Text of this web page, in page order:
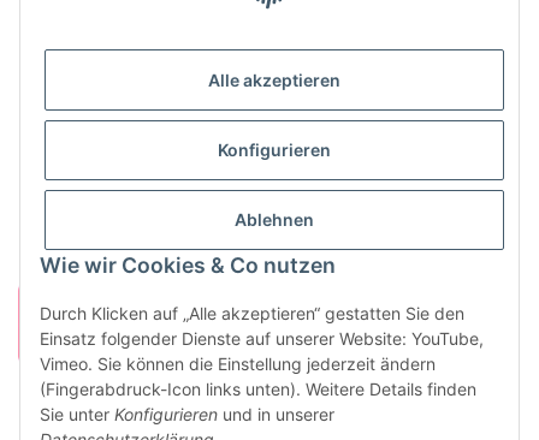
Alle akzeptieren
Konfigurieren
Ablehnen
Wie wir Cookies & Co nutzen
Durch Klicken auf „Alle akzeptieren“ gestatten Sie den
Einsatz folgender Dienste auf unserer Website: YouTube,
Vimeo. Sie können die Einstellung jederzeit ändern
(Fingerabdruck-Icon links unten). Weitere Details finden
Sie unter Konfigurieren und in unserer
Tel: (06825) 499-104
info@king-kao.de
Öffnungszeiten (Mo-Sa.) 9:00 - 19:00
Gesetzliche Informationen
Vertrag widerrufen